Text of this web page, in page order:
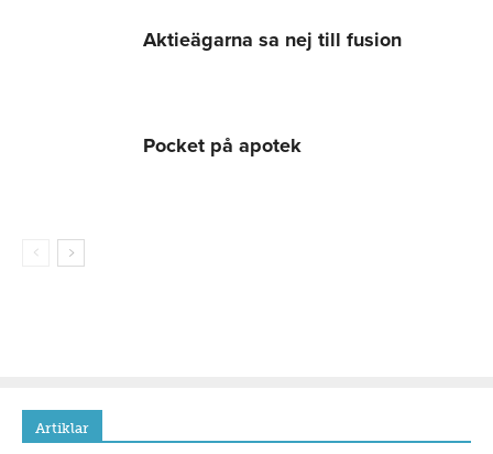
Aktieägarna sa nej till fusion
Pocket på apotek
Artiklar